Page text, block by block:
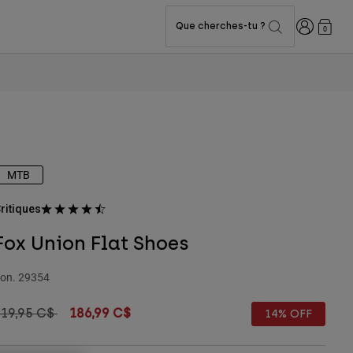
Que cherches-tu ? Connexion
0
MTB
Union Flat Shoes
29354
reduced from
C$to186,99 C$ 14% OFF